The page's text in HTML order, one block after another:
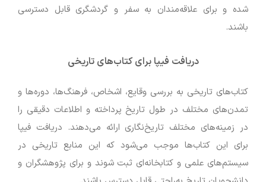
شده و برای علاقه‌مندان به سفر و گردشگری قابل دسترسی
باشند.
دریافت فیپا برای کتاب‌های تاریخی
کتاب‌های تاریخی به بررسی وقایع، اشخاص، فرهنگ‌ها، دوره‌ها و
تمدن‌های مختلف در طول تاریخ پرداخته و اطلاعات دقیقی را
در زمینه‌های مختلف تاریخ‌نگاری ارائه می‌دهند. دریافت فیپا
برای این کتاب‌ها موجب می‌شود که این منابع تاریخی در
سیستم‌های علمی و کتابخانه‌ای ثبت شوند و برای پژوهشگران و